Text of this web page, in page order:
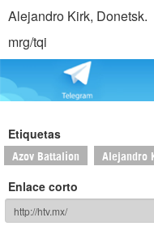
Alejandro Kirk, Donetsk.
mrg/tqi
Etiquetas
Azov Battalion Alejandro
Enlace corto